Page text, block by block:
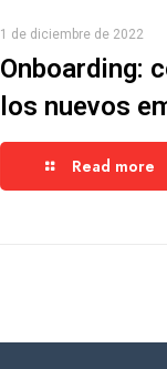
1 de diciembre de 2022
Onboarding:
los nuevos
Read more